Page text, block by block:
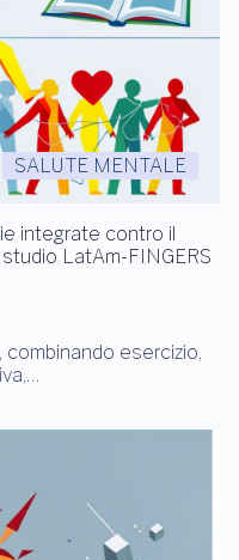
SALUTE MENTALE
integrate contro il
LatAm-FINGERS
esercizio,